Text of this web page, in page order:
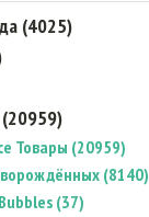
(4025)
Товары (20959)
(8140)
(37)